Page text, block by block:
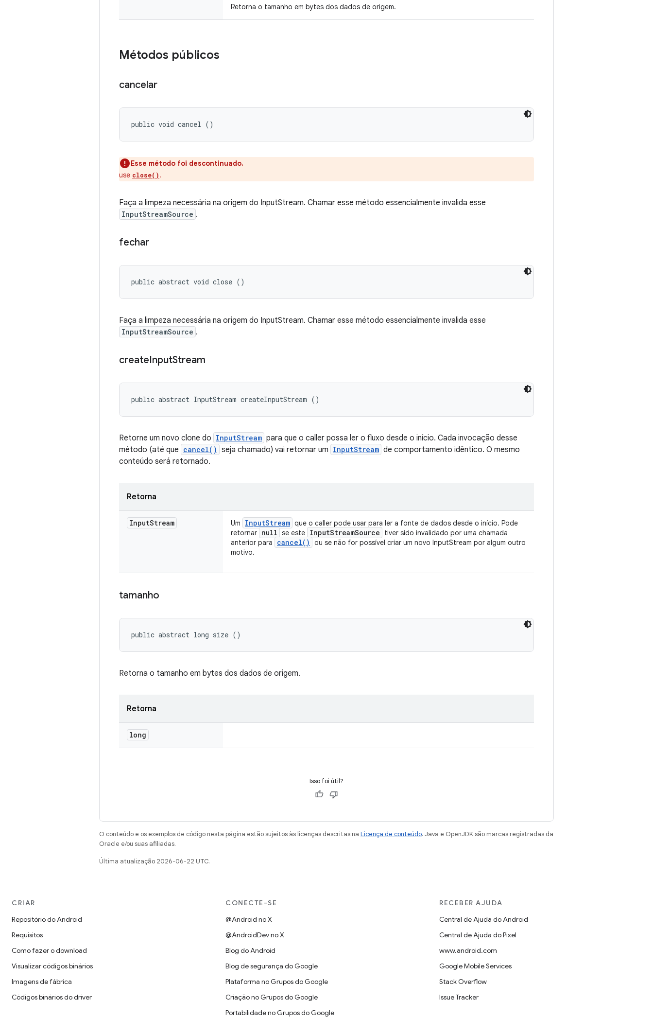
Retorna o tamanho em bytes dos dados de origem.
Métodos públicos
cancelar
public void cancel ()
Esse método foi descontinuado.
use close().
Faça a limpeza necessária na origem do InputStream. Chamar esse método essencialmente invalida esse
InputStreamSource .
fechar
public abstract void close ()
Faça a limpeza necessária na origem do InputStream. Chamar esse método essencialmente invalida esse
InputStreamSource .
createInputStream
public abstract InputStream createInputStream ()
Retorne um novo clone do InputStream para que o caller possa ler o fluxo desde o início. Cada invocação desse
método (até que cancel() seja chamado) vai retornar um InputStream de comportamento idêntico. O mesmo
conteúdo será retornado.
Retorna
InputStream Um InputStream que o caller pode usar para ler a fonte de dados desde o início. Pode
retornar null se este InputStreamSource
tiver sido invalidado por uma chamada
anterior para
cancel( )
ou se não for possível criar um novo InputStream por algum outro
motivo.
tamanho
public abstract long size ()
Retorna o tamanho em bytes dos dados de origem.
Retorna
long
Isso foi útil?
O conteúdo e os exemplos de código nesta página estão sujeitos às licenças descritas na Licença de conteúdo. Java e OpenJDK são marcas registradas da
Oracle e/ou suas afiliadas.
Última atualização 2026-06-22 UTC.
CRIAR
Repositório do Android
Requisitos
Como fazer o download
Visualizar códigos binários
Imagens de fábrica
Códigos binários do driver
CONECTE-SE
@Android no X
@AndroidDev no X
Blog do Android
Blog de segurança do Google
Plataforma no Grupos do Google
Criação no Grupos do Google
Portabilidade no Grupos do Google
RECEBER AJUDA
Central de Ajuda do Android
Central de Ajuda do Pixel
www.android.com
Google Mobile Services
Stack Overflow
Issue Tracker